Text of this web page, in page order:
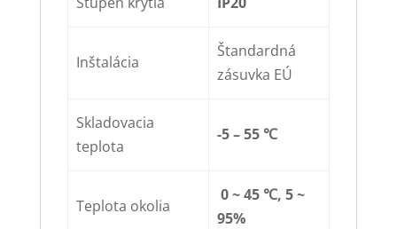
Inštalácia
Štandardná
zásuvka EÚ
Skladovacia
teplota
-5 – 55 ℃
Teplota okolia
0 ~ 45 ℃, 5 ~
95%